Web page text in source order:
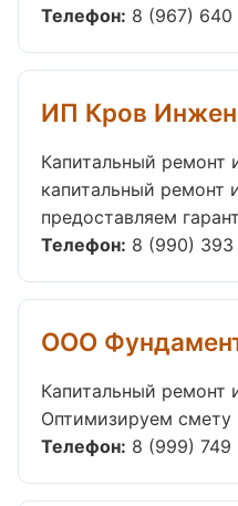
Телефон: 8 (967) 640
ИП Кров
Капитальный ремонт
капитальный ремонт
предоставляем
Телефон: 8 (990) 393
ООО
Капитальный ремонт
Оптимизируем смету
Телефон: 8 (999) 749